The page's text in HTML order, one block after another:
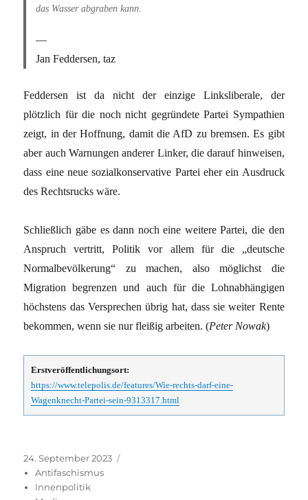
das Wasser abgraben kann.
Jan Feddersen, taz
Feddersen ist da nicht der einzige Linksliberale, der
plötzlich für die noch nicht gegründete Partei Sympathien
zeigt, in der Hoffnung, damit die AfD zu bremsen. Es gibt
aber auch Warnungen anderer Linker, die darauf hinweisen,
dass eine neue sozialkonservative Partei eher ein Ausdruck
des Rechtsrucks wäre.
Schließlich gäbe es dann noch eine weitere Partei, die den
Anspruch vertritt, Politik vor allem für die „deutsche
Normalbevölkerung“ zu machen, also möglichst die
Migration begrenzen und auch für die Lohnabhängigen
höchstens das Versprechen übrig hat, dass sie weiter Rente
bekommen, wenn sie nur fleißig arbeiten. (Peter Nowak)
Erstveröffentlichungsort:
https://www.telepolis.de/features/Wie-rechts-darf-eine-
Wagenknecht-Partei-sein-9313317.html
Veröffentlicht
am
24. September 2023
Antifaschismus
Innenpolitik